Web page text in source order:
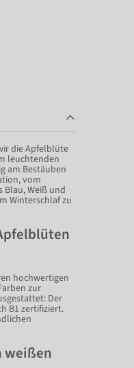
die Apfelblüte
leuchtenden
am Bestäuben
vom
Weiß und
Winterschlaf zu
hochwertigen
zur
Der
B1 zertifiziert.
weißen